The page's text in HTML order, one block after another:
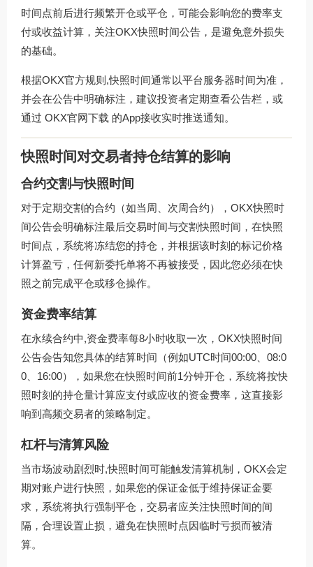
时间点前后进行频繁开仓或平仓，可能会影响您的费率支
付或收益计算，关注OKX快照时间公告，是避免意外损失
的基础。
根据OKX官方规则,快照时间通常以平台服务器时间为准，
并会在公告中明确标注，建议投资者定期查看公告栏，或
通过 OKX官网下载 的App接收实时推送通知。
快照时间对交易者持仓结算的影响
合约交割与快照时间
对于定期交割的合约（如当周、次周合约），OKX快照时
间公告会明确标注最后交易时间与交割快照时间，在快照
时间点，系统将冻结您的持仓，并根据该时刻的标记价格
计算盈亏，任何新委托单将不再被接受，因此您必须在快
照之前完成平仓或移仓操作。
资金费率结算
在永续合约中,资金费率每8小时收取一次，OKX快照时间
公告会告知您具体的结算时间（例如UTC时间00:00、08:0
0、16:00），如果您在快照时间前1分钟开仓，系统将按快
照时刻的持仓量计算应支付或应收的资金费率，这直接影
响到高频交易者的策略制定。
杠杆与清算风险
当市场波动剧烈时,快照时间可能触发清算机制，OKX会定
期对账户进行快照，如果您的保证金低于维持保证金要
求，系统将执行强制平仓，交易者应关注快照时间的间
隔，合理设置止损，避免在快照时点因临时亏损而被清
算。